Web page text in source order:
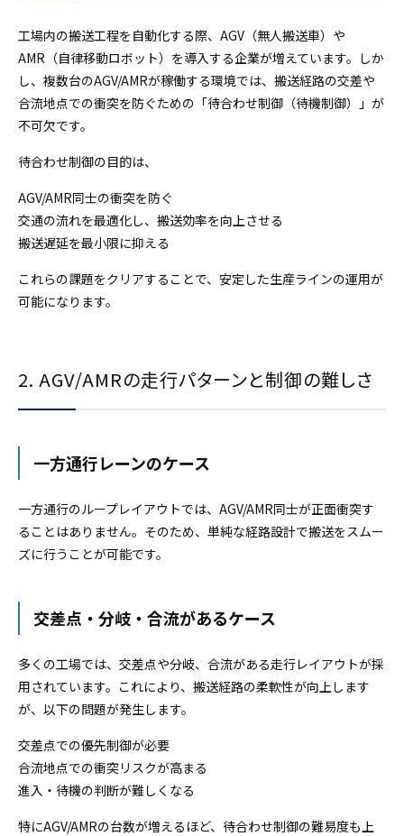
工場内の搬送工程を自動化する際、AGV（無人搬送車）や
AMR（自律移動ロボット）を導入する企業が増えています。しか
し、複数台のAGV/AMRが稼働する環境では、搬送経路の交差や
合流地点での衝突を防ぐための「待合わせ制御（待機制御）」が
不可欠です。
待合わせ制御の目的は、
AGV/AMR同士の衝突を防ぐ
交通の流れを最適化し、搬送効率を向上させる
搬送遅延を最小限に抑える
これらの課題をクリアすることで、安定した生産ラインの運用が
可能になります。
2. AGV/AMRの走行パターンと制御の難しさ
一方通行レーンのケース
一方通行のループレイアウトでは、AGV/AMR同士が正面衝突す
ることはありません。そのため、単純な経路設計で搬送をスムー
ズに行うことが可能です。
交差点・分岐・合流があるケース
多くの工場では、交差点や分岐、合流がある走行レイアウトが採
用されています。これにより、搬送経路の柔軟性が向上します
が、以下の問題が発生します。
交差点での優先制御が必要
合流地点での衝突リスクが高まる
進入・待機の判断が難しくなる
特にAGV/AMRの台数が増えるほど、待合わせ制御の難易度も上